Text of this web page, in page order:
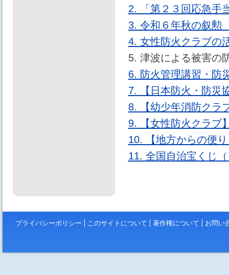
2. 「第２３回応急手
3. 令和６年秋の叙勲
4. 女性防火クラブの
5. 津波による被害
6. 防火管理講習・防
7. 【日本防火・防災
8. 【幼少年消防クラ
9. 【女性防火クラブ
10. 【地方からの便
11. 全国自治宝くじ
プライバシーポリシー このサイトについて 著作権について お問い